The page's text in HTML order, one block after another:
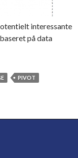
interessante
på data
PIVOT